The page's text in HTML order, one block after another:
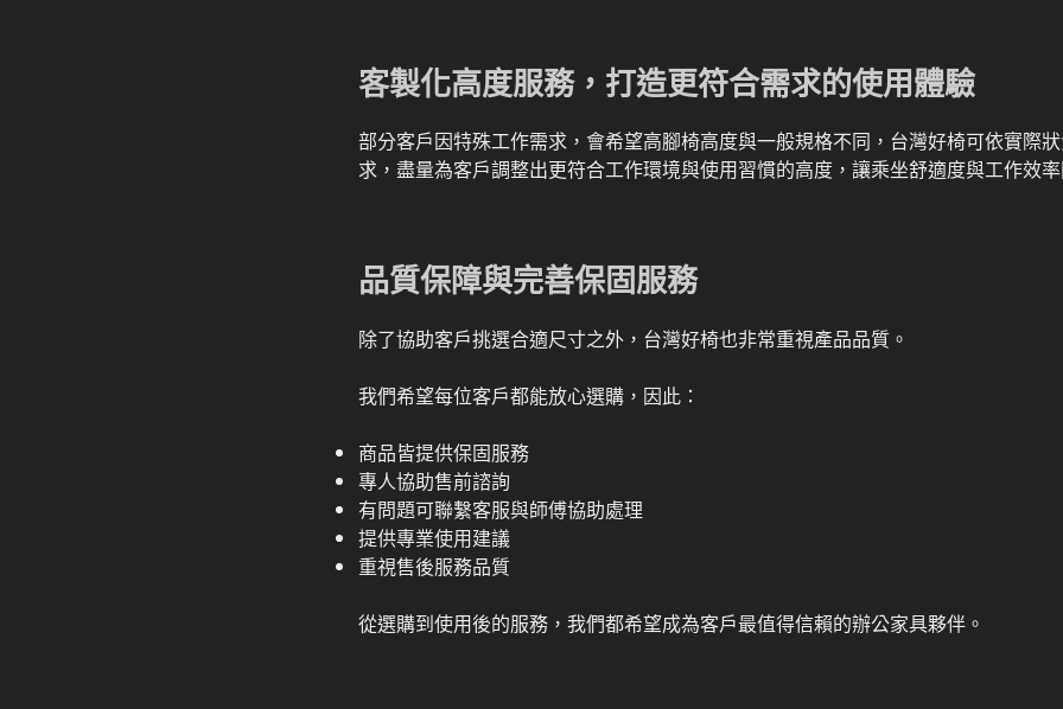
客製化高度服務，打造更符合需求的使用體驗
部分客戶因特殊工作需求，會希望高腳椅高度與一般規格不同，台灣好椅可依實際
求，盡量為客戶調整出更符合工作環境與使用習慣的高度，讓乘坐舒適度與工作效
品質保障與完善保固服務
除了協助客戶挑選合適尺寸之外，台灣好椅也非常重視產品品質。
我們希望每位客戶都能放心選購，因此：
商品皆提供保固服務
專人協助售前諮詢
有問題可聯繫客服與師傅協助處理
提供專業使用建議
重視售後服務品質
從選購到使用後的服務，我們都希望成為客戶最值得信賴的辦公家具夥伴。